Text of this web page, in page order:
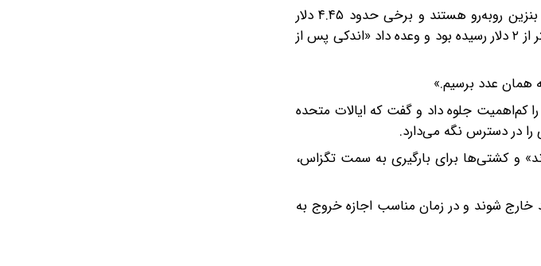
آمریکایی‌ها در پی تجاوز آمریکا و رژیم صهیونیستی علیه ایران، همچنان با قیمت‌های بالاتر بنزین روبه‌رو هستند و برخی حدود ۴.۴۵ دلار
برای هر گالن پرداخت می‌کنند، اما ترامپ ادعا کرد که پیش‌تر در برخی مناطق قیمت‌ها به کمتر از ۲ دلار رسیده بود و وعده داد «اندکی پس از
همان عدد برسیم.»
کم‌اهمیت جلوه داد و گفت که ایالات متحده
را در دسترس نگه می‌دارد.
و کشتی‌ها برای بارگیری به سمت تگزاس،
در تنگه هستند که می‌خواهند خارج شوند و در زمان مناسب اجازه خروج به